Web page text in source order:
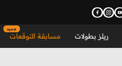
ريلز بطولات مسابقة التوقعات
جديد